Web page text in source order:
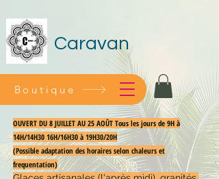
Caravan
OUVERT DU 8 JUILLET AU 25 AOÛT Tous les jours de 9H à
14H/14H30 16H/16H30 à 19H30/20H
(Possible adaptation des horaires selon chaleurs et
frequentation)
Boutique